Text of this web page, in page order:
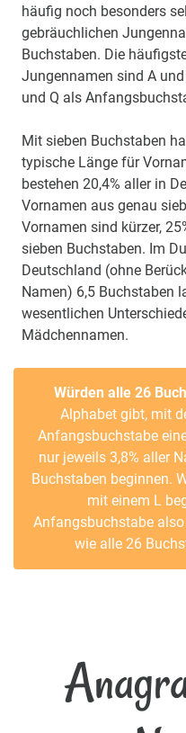
häufig noch besonders
gebräuchlichen
Buchstaben. Die
Jungennamen sind A
und Q als
Mit sieben Buchstaben
typische Länge für
bestehen 20,4% aller in
Vornamen aus genau
Vornamen sind kürzer,
sieben Buchstaben. Im
Deutschland (ohne
Namen) 6,5 Buchstaben
wesentlichen
Mädchennamen.
Würden alle 26
Alphabet gibt, mit
Anfangsbuchstabe
nur jeweils 3,8% aller
Buchstaben beginnen.
mit einem L
Anfangsbuchstabe
wie alle 26